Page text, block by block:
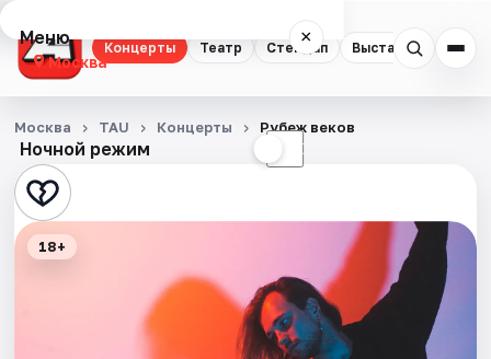
Концерты Театр Стендап Выставки
Меню ×
Москва
Концерты
Театр
Стендап
Ночной режим ☾
Москва TAU Концерты Рубеж веков
18+